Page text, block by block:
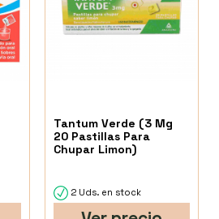
Tantum Verde (3 Mg
20 Pastillas Para
Chupar Limon)
2 Uds. en stock